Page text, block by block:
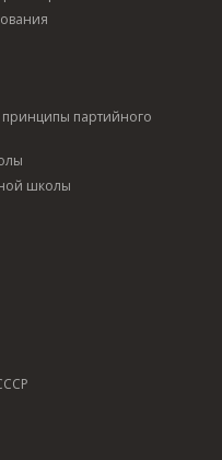
партийного
школы